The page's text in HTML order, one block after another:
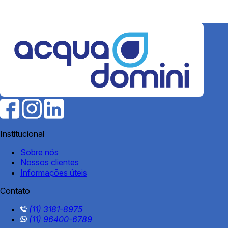
Institucional
Sobre nós
Nossos clientes
Informações úteis
Contato
(11) 3181-8975
(11) 96400-6789